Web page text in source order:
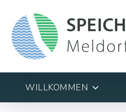
WILLKOMMEN